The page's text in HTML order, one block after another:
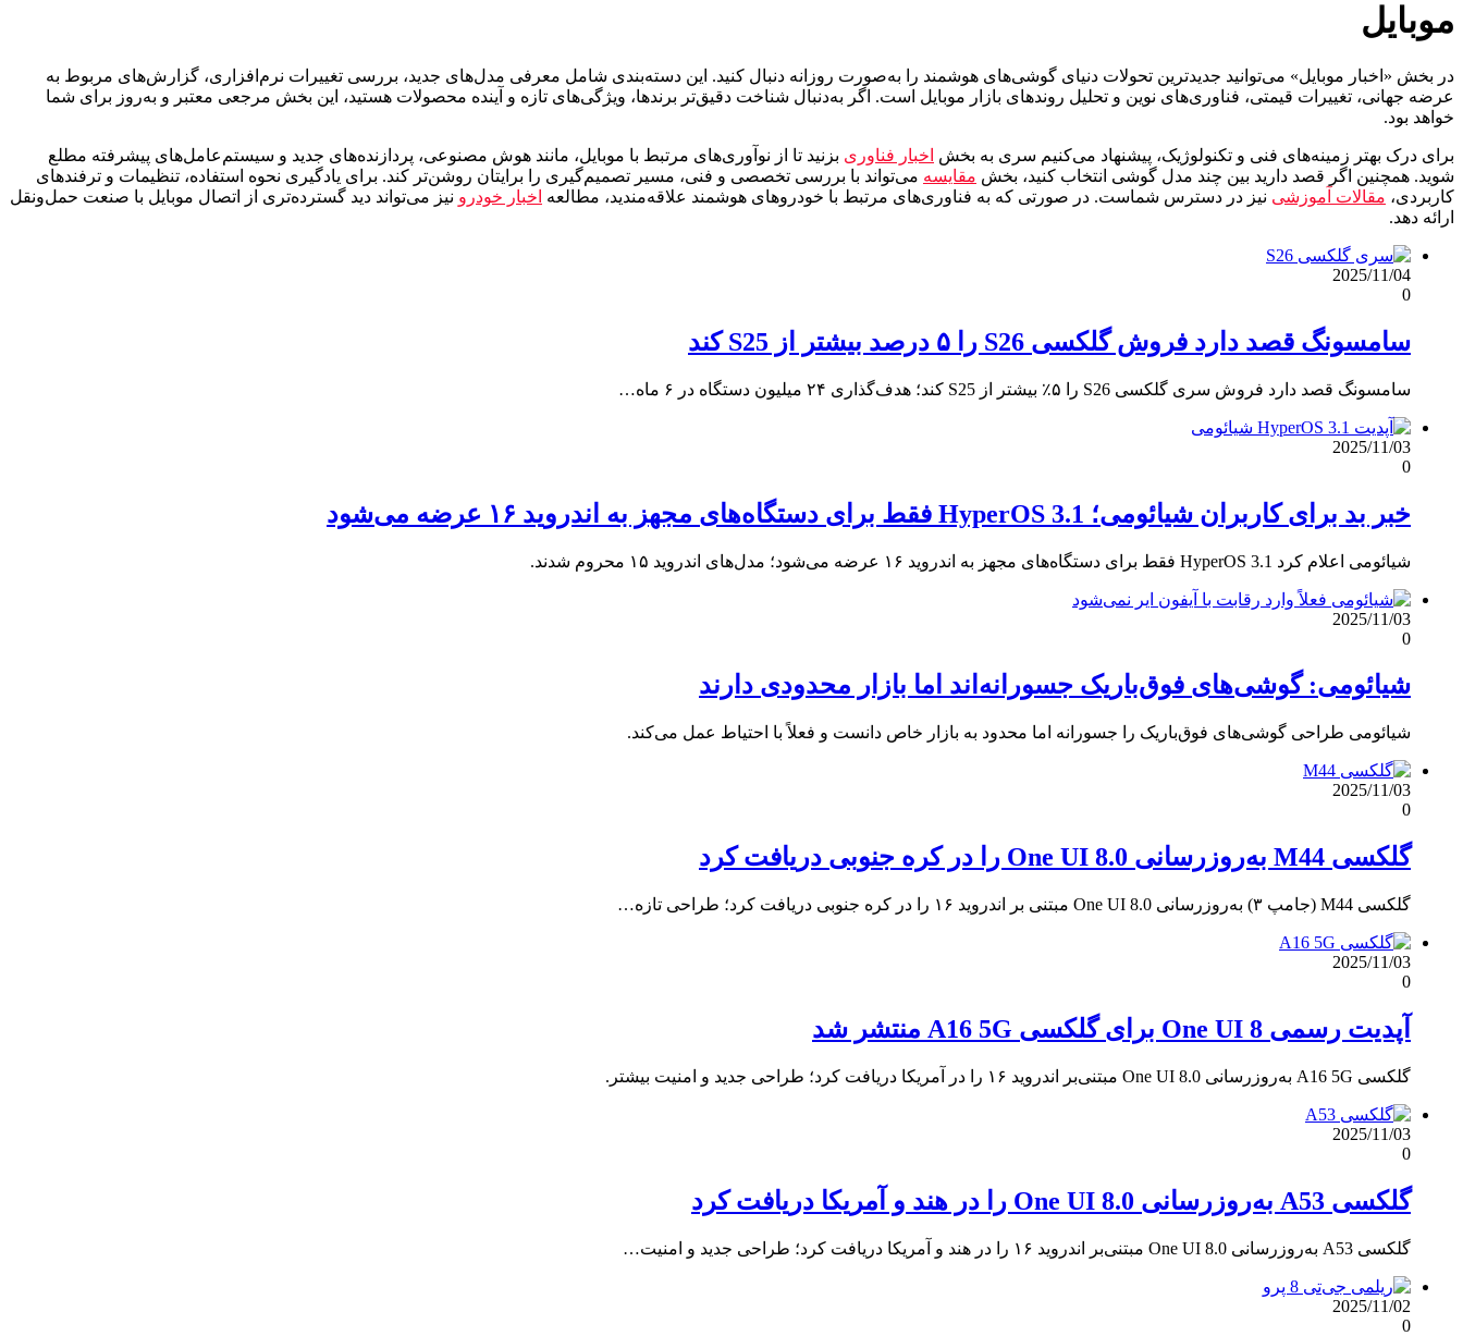
موبایل
در بخش «اخبار موبایل» می‌توانید جدیدترین تحولات دنیای گوشی‌های هوشمند را به‌صورت روزانه دنبال کنید. این دسته‌بندی شامل معرفی مدل‌های جدید، بررسی تغییرات نرم‌افزاری، گزارش‌های مربوط به
عرضه جهانی، تغییرات قیمتی، فناوری‌های نوین و تحلیل روندهای بازار موبایل است. اگر به‌دنبال شناخت دقیق‌تر برندها، ویژگی‌های تازه و آینده‌ محصولات هستید، این بخش مرجعی معتبر و به‌روز برای شما
خواهد بود.
برای درک بهتر زمینه‌های فنی و تکنولوژیک، پیشنهاد می‌کنیم سری به بخش اخبار فناوری بزنید تا از نوآوری‌های مرتبط با موبایل، مانند هوش مصنوعی، پردازنده‌های جدید و سیستم‌عامل‌های پیشرفته مطلع
شوید. همچنین اگر قصد دارید بین چند مدل گوشی انتخاب کنید، بخش مقایسه می‌تواند با بررسی تخصصی و فنی، مسیر تصمیم‌گیری را برایتان روشن‌تر کند. برای یادگیری نحوه استفاده، تنظیمات و ترفندهای
کاربردی، مقالات آموزشی نیز در دسترس شماست. در صورتی که به فناوری‌های مرتبط با خودروهای هوشمند علاقه‌مندید، مطالعه اخبار خودرو نیز می‌تواند دید گسترده‌تری از اتصال موبایل با صنعت حمل‌ونقل
ارائه دهد.
2025/11/04
0
سامسونگ قصد دارد فروش گلکسی S26 را ۵ درصد بیشتر از S25 کند
سامسونگ قصد دارد فروش سری گلکسی S26 را ۵٪ بیشتر از S25 کند؛ هدف‌گذاری ۲۴ میلیون دستگاه در ۶ ماه…
2025/11/03
0
خبر بد برای کاربران شیائومی؛ HyperOS 3.1 فقط برای دستگاه‌های مجهز به اندروید ۱۶ عرضه می‌شود
شیائومی اعلام کرد HyperOS 3.1 فقط برای دستگاه‌های مجهز به اندروید ۱۶ عرضه می‌شود؛ مدل‌های اندروید ۱۵ محروم شدند.
2025/11/03
0
شیائومی: گوشی‌های فوق‌باریک جسورانه‌اند اما بازار محدودی دارند
شیائومی طراحی گوشی‌های فوق‌باریک را جسورانه اما محدود به بازار خاص دانست و فعلاً با احتیاط عمل می‌کند.
2025/11/03
0
گلکسی M44 به‌روزرسانی One UI 8.0 را در کره جنوبی دریافت کرد
گلکسی M44 (جامپ ۳) به‌روزرسانی One UI 8.0 مبتنی بر اندروید ۱۶ را در کره جنوبی دریافت کرد؛ طراحی تازه…
2025/11/03
0
آپدیت رسمی One UI 8 برای گلکسی A16 5G منتشر شد
گلکسی A16 5G به‌روزرسانی One UI 8.0 مبتنی‌بر اندروید ۱۶ را در آمریکا دریافت کرد؛ طراحی جدید و امنیت بیشتر.
2025/11/03
0
گلکسی A53 به‌روزرسانی One UI 8.0 را در هند و آمریکا دریافت کرد
گلکسی A53 به‌روزرسانی One UI 8.0 مبتنی‌بر اندروید ۱۶ را در هند و آمریکا دریافت کرد؛ طراحی جدید و امنیت…
2025/11/02
0